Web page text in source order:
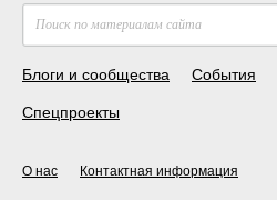
Блоги и сообщества События
Спецпроекты
О нас Контактная информация